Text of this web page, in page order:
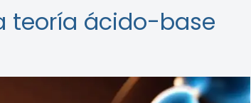
teoría ácido-base